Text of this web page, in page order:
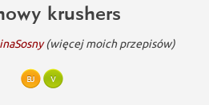
krushers
(więcej moich przepisów)